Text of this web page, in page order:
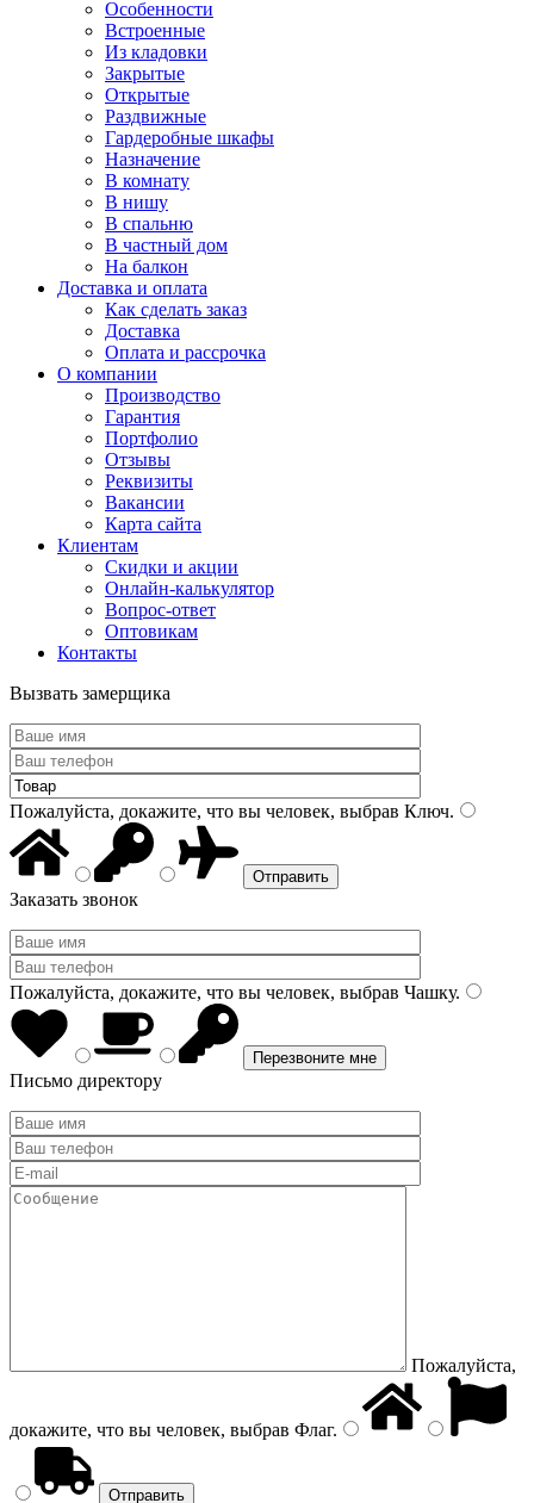
Особенности
Встроенные
Из кладовки
Закрытые
Открытые
Раздвижные
Гардеробные шкафы
Назначение
В комнату
В нишу
В спальню
В частный дом
На балкон
Доставка и оплата
Как сделать заказ
Доставка
Оплата и рассрочка
О компании
Производство
Гарантия
Портфолио
Отзывы
Реквизиты
Вакансии
Карта сайта
Клиентам
Скидки и акции
Онлайн-калькулятор
Вопрос-ответ
Оптовикам
Контакты
Вызвать замерщика
Пожалуйста, докажите, что вы человек, выбрав Ключ.
Заказать звонок
Пожалуйста, докажите, что вы человек, выбрав Чашку.
Письмо директору
Пожалуйста,
докажите, что вы человек, выбрав Флаг.